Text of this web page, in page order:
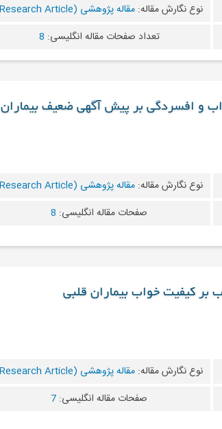
نوع نگارش مقاله: مقاله پژوهشی (Research Article)
تعداد صفحات مقاله انگلیسی: 8
و افسردگی بر پیش آگهی ضعیف بیماران
نوع نگارش مقاله: مقاله پژوهشی (Research Article)
صفحات مقاله انگلیسی: 8
بر کیفیت خواب بیماران قلبی
نوع نگارش مقاله: مقاله پژوهشی (Research Article)
صفحات مقاله انگلیسی: 7